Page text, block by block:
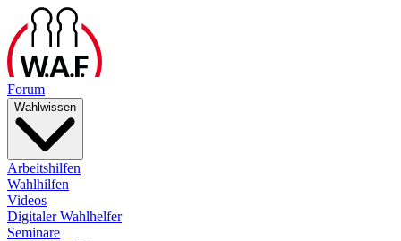
Forum
Wahlwissen
Arbeitshilfen
Wahlhilfen
Videos
Digitaler Wahlhelfer
Seminare